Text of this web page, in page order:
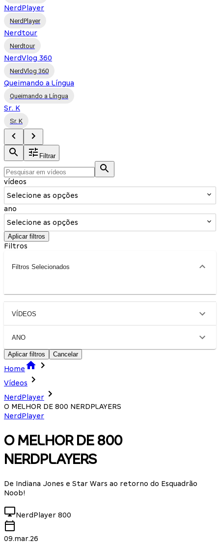
NerdPlayer
NerdPlayer
Nerdtour
Nerdtour
NerdVlog 360
NerdVlog 360
Queimando a Língua
Queimando a Língua
Sr. K
Sr. K
Filtrar
vídeos
Selecione as opções
ano
Selecione as opções
Aplicar filtros
Filtros
Filtros Selecionados
VÍDEOS
ANO
Aplicar filtros Cancelar
Home
Vídeos
NerdPlayer
O MELHOR DE 800 NERDPLAYERS
NerdPlayer
O MELHOR DE 800
NERDPLAYERS
De Indiana Jones e Star Wars ao retorno do Esquadrão
Noob!
NerdPlayer 800
09.mar.26